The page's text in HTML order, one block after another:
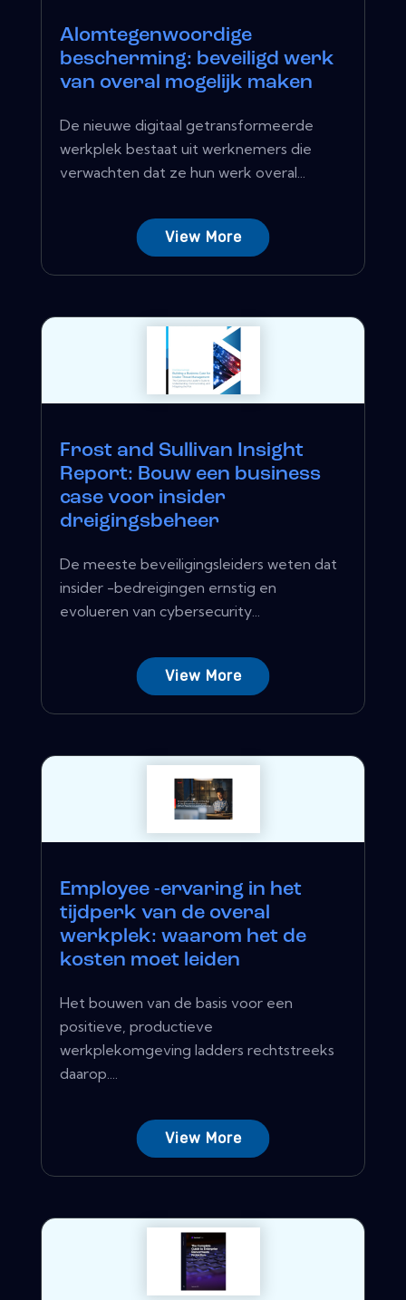
Alomtegenwoordige
bescherming: beveiligd werk
van overal mogelijk maken
De nieuwe digitaal getransformeerde
werkplek bestaat uit werknemers die
verwachten dat ze hun werk overal...
View More
Frost and Sullivan Insight
Report: Bouw een business
case voor insider
dreigingsbeheer
De meeste beveiligingsleiders weten dat
insider -bedreigingen ernstig en
evolueren van cybersecurity...
View More
Employee -ervaring in het
tijdperk van de overal
werkplek: waarom het de
kosten moet leiden
Het bouwen van de basis voor een
positieve, productieve
werkplekomgeving ladders rechtstreeks
daarop....
View More